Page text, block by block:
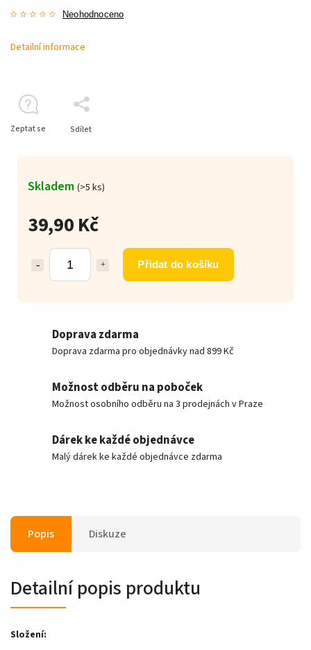
Neohodnoceno
39,90 Kč
Přidat do košíku
Skladem (>5 ks)
Detailní informace
Zeptat se Sdílet
Doprava zdarma
Doprava zdarma pro objednávky nad 899 Kč
Možnost odběru na poboček
Možnost osobního odběru na 3 prodejnách v Praze
Dárek ke každé objednávce
Malý dárek ke každé objednávce zdarma
Popis Diskuze
Detailní popis produktu
Složení: